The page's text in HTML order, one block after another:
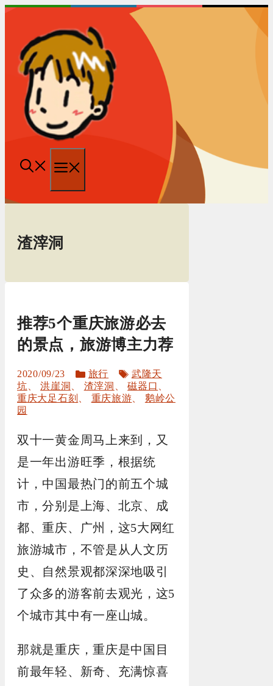
跳
单
渣滓洞
推荐5个重庆旅游必去
的景点，旅游博主力荐
2020/09/23
分
类
旅行
标
签
武隆天
坑 、洪崖洞 渣滓洞 、磁器口
重庆大足石刻
重庆旅游
鹅岭公
园
双十一黄金周马上来到，又
是一年出游旺季，根据统
计，中国最热门的前五个城
市，分别是上海、北京、成
都、重庆、广州，这5大网红
旅游城市，不管是从人文历
史、自然景观都深深地吸引
了众多的游客前去观光，这5
个城市其中有一座山城。
那就是重庆，重庆是中国目
前最年轻、新奇、充满惊喜